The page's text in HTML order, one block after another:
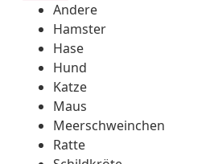
Andere
Hamster
Hase
Hund
Katze
Maus
Meerschweinchen
Ratte